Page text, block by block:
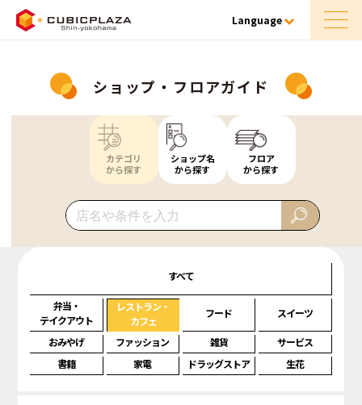
Language
ショップ・フロアガイド
カテゴリ
から探す
ショップ名
から探す
フロア
から探す
すべて
弁当・
テイクアウト
レストラン・
カフェ
フード スイーツ
おみやげ ファッション 雑貨
サービス
書籍
家電 ドラッグストア 生花